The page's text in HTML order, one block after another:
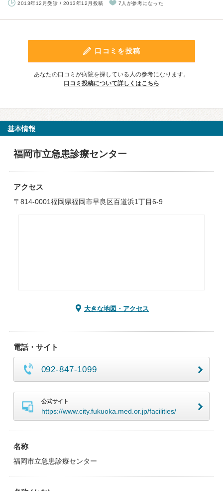
2013年12月受診 / 2013年12月投稿 7人が参考になった
口コミを投稿
あなたの口コミが病院を探している人の参考になります。
口コミ投稿について詳しくはこちら
基本情報
福岡市立急患診療センター
アクセス
〒814-0001福岡県福岡市早良区百道浜1丁目6-9
大きな地図・アクセス
電話・サイト
092-847-1099
公式サイト
https://www.city.fukuoka.med.or.jp/facilities/
名称
福岡市立急患診療センター